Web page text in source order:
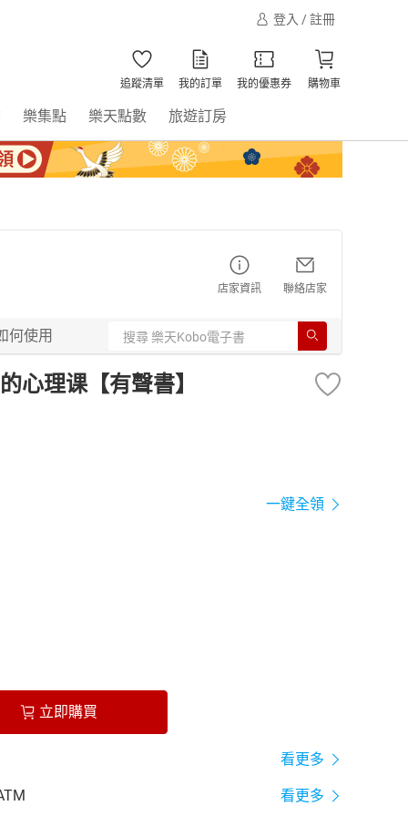
登入 / 註冊
追蹤清單 我的訂單 我的優惠券 購物車
樂集點 樂天點數 旅遊訂房
店家資訊 聯絡店家
何使用
心理课【有聲書】
一鍵全領
立即購買
看更多
看更多